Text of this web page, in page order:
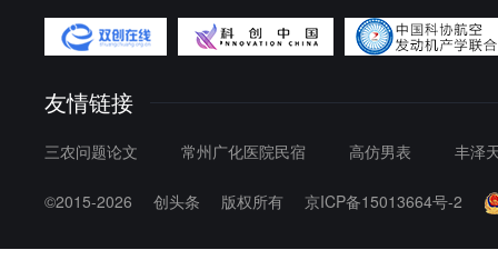
友情链接
三农问题论文 常州广化医院民宿 高仿男表 丰泽
©2015-2026 创头条 版权所有 京ICP备15013664号-2